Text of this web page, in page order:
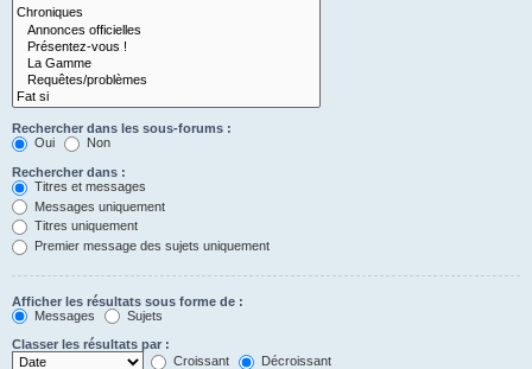
Rechercher dans les sous-forums :
Oui
Non
Rechercher dans :
Titres et messages
Messages uniquement
Titres uniquement
Premier message des sujets uniquement
Afficher les résultats sous forme de :
Messages
Sujets
Classer les résultats par :
Croissant
Décroissant